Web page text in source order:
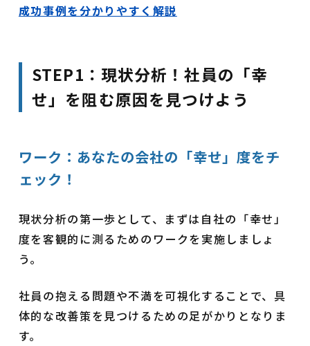
成功事例を分かりやすく解説
STEP1：現状分析！社員の「幸
せ」を阻む原因を見つけよう
ワーク：あなたの会社の「幸せ」度をチ
ェック！
現状分析の第一歩として、まずは自社の「幸せ」
度を客観的に測るためのワークを実施しましょ
う。
社員の抱える問題や不満を可視化することで、具
体的な改善策を見つけるための足がかりとなりま
す。